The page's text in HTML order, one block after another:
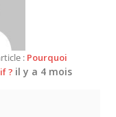
: Pourquoi
? il y a 4 mois